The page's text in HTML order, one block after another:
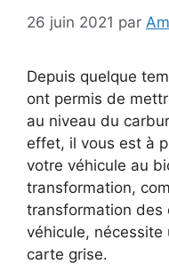
26 juin 2021 par
Depuis quelque
ont permis de
au niveau du
effet, il vous est à
votre véhicule au
transformation,
transformation des
véhicule,
carte grise.